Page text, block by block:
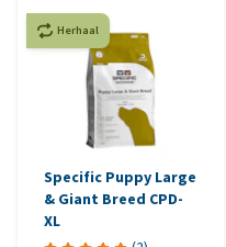
Herhaal
Specific Puppy Large
& Giant Breed CPD-
XL